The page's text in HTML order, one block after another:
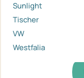
Sunlight
Tischer
VW
Westfalia